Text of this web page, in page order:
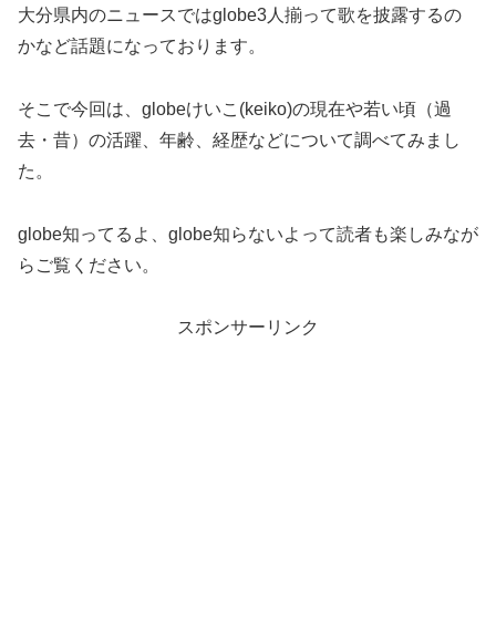
大分県内のニュースではglobe3人揃って歌を披露するの
かなど話題になっております。
そこで今回は、globeけいこ(keiko)の現在や若い頃（過
去・昔）の活躍、年齢、経歴などについて調べてみまし
た。
globe知ってるよ、globe知らないよって読者も楽しみなが
らご覧ください。
スポンサーリンク